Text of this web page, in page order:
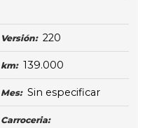
Versión: 220
km: 139.000
Mes: Sin especificar
Carroceria: